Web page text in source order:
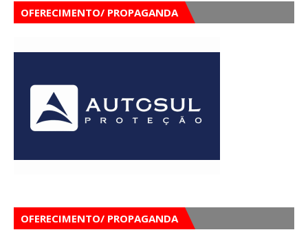
OFERECIMENTO/ PROPAGANDA
OFERECIMENTO/ PROPAGANDA